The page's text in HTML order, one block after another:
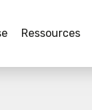
Ressources